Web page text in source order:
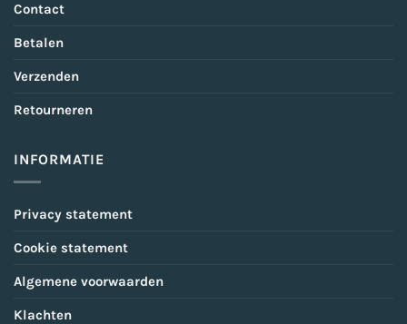
Contact
Betalen
Verzenden
Retourneren
INFORMATIE
Privacy statement
Cookie statement
Algemene voorwaarden
Klachten